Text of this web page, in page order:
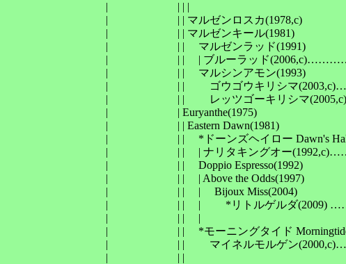
| 　　　　　　| | | 　　　　　　　　　　　　　　　　
| 　　　　　　| | マルゼンロスカ(1978,c)
| 　　　　　　| | マルゼンキール(1981)
| 　　　　　　| | 　マルゼンラッド(1991)
| 　　　　　　| | 　| ブルーラッド
| 　　　　　　| | 　マルシンアモン(1993)
| 　　　　　　| | 　　ゴウゴウキリシマ
| 　　　　　　| | 　　レッツゴーキリシマ
| 　　　　　　| Euryanthe(1975)
| 　　　　　　| | Eastern Dawn(1981)
| 　　　　　　| | 　*ドーンズヘイロー Dawn's
| 　　　　　　| | 　| ナリタキングオー
| 　　　　　　| | 　Doppio Espresso(1992)
| 　　　　　　| | 　| Above the Odds(1997)
| 　　　　　　| | 　| 　Bijoux Miss(2004)
| 　　　　　　| | 　| 　　*リトルゲルダ(2009)
| 　　　　　　| | 　| 　　　　　　　　　　　　　　　　
| 　　　　　　| | 　*モーニングタイド
| 　　　　　　| | 　　マイネルモルゲン
| 　　　　　　| | 　　　　　　　　　　　　　　　　　